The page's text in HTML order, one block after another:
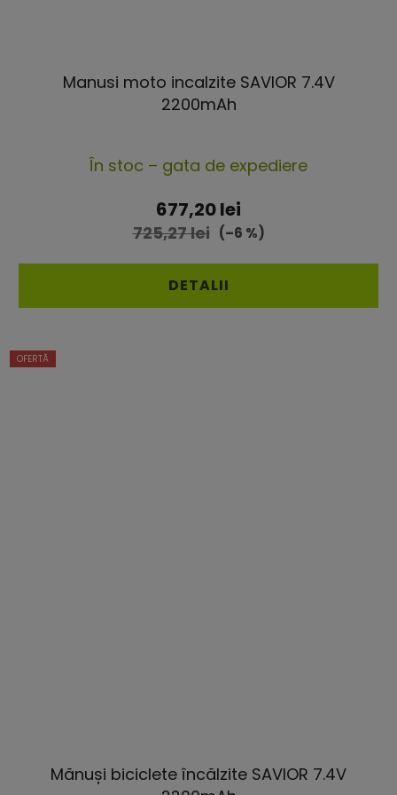
Manusi moto incalzite SAVIOR 7.4V
2200mAh
medie
a
produsului
5,0
din
În stoc – gata de expediere
677,20 lei
725,27 lei (–6 %)
DETALII
OFERTĂ
Mănuși biciclete încălzite SAVIOR 7.4V